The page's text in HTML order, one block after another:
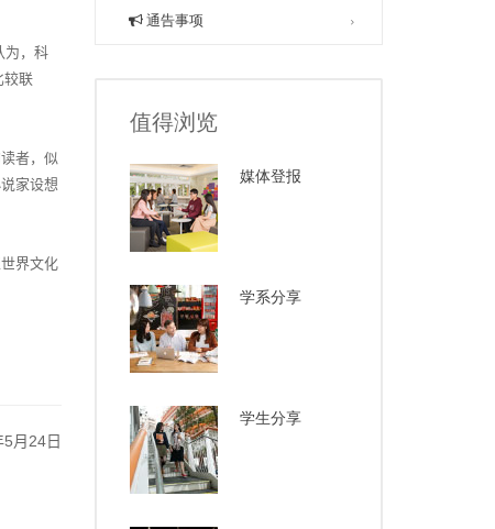
为，科
较联
者，似
家设想
界文化
5月 24日
通告事项
值得浏览
媒体登报
学系分享
学生分享